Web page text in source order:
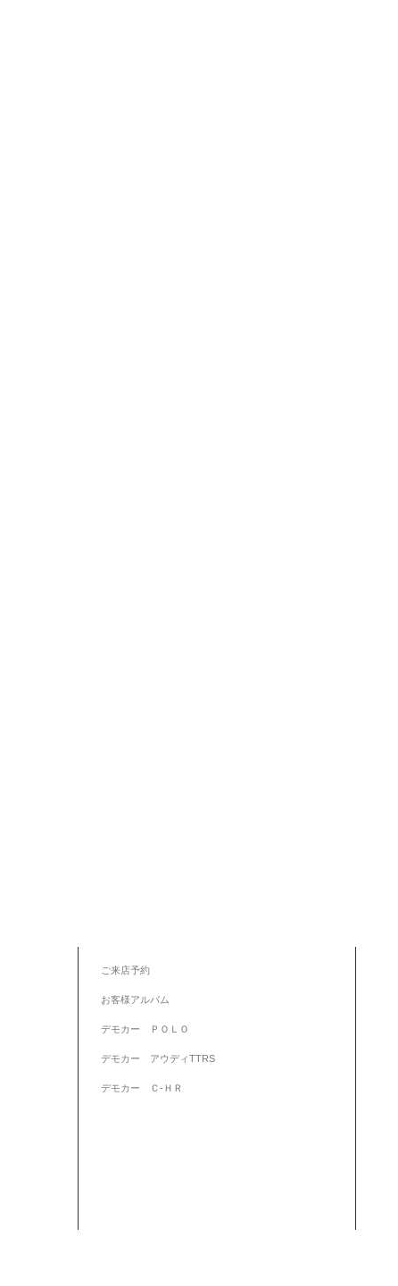
ご来店予約
お客様アルバム
デモカー ＰＯＬＯ
デモカー アウディTTRS
デモカー Ｃ-ＨＲ